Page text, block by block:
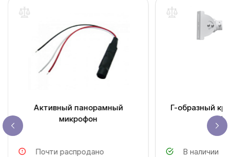
Активный панорамный
микрофон
Почти распродано
Г-образный
В наличии